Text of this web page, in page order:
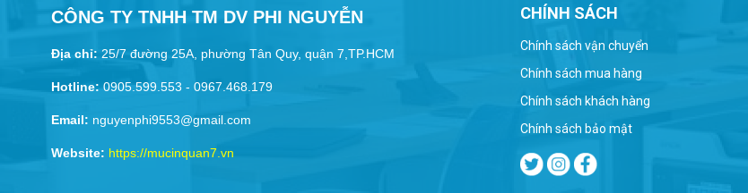
CÔNG TY TNHH TM DV PHI NGUYỄN
Địa chỉ: 25/7 đường 25A, phường Tân Quy, quận 7,TP.HCM
Hotline: 0905.599.553 - 0967.468.179
Email: nguyenphi9553@gmail.com
Website: https://mucinquan7.vn
CHÍNH SÁCH
Chính sách vận chuyển
Chính sách mua hàng
Chính sách khách hàng
Chính sách bảo mật